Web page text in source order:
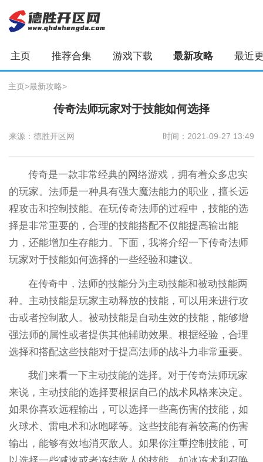
主页 推荐合集 游戏下载 最新攻略 最近
主页>最新攻略>
传奇法师玩家对于技能如何选择
来源：德胜开区网 时间：2021-09-27 13:49
传奇是一款非常经典的网络游戏，拥有着众多忠实
的玩家。法师是一种具有强大魔法能力的职业，擅长远
程攻击和控制技能。在玩传奇法师的过程中，技能的选
择是非常重要的，合理的技能搭配不仅能提高输出能
力，还能增加生存能力。下面，我将介绍一下传奇法师
玩家对于技能如何选择的一些经验和建议。
在传奇中，法师的技能分为主动技能和被动技能两
种。主动技能是玩家主动释放的技能，可以用来进行攻
击或者控制敌人。被动技能是自动生效的技能，能够增
强法师的属性或者提供其他辅助效果。根据经验，合理
选择和搭配这些技能对于提高法师的战斗力非常重要。
我们来看一下主动技能的选择。对于传奇法师玩家
来说，主动技能的选择要根据自己的战术风格来决定。
如果你喜欢远程输出，可以选择一些高伤害的技能，如
火球术、雷电术和冰咆哮等。这些技能有着较高的伤害
输出，能够有效地消灭敌人。如果你注重控制技能，可